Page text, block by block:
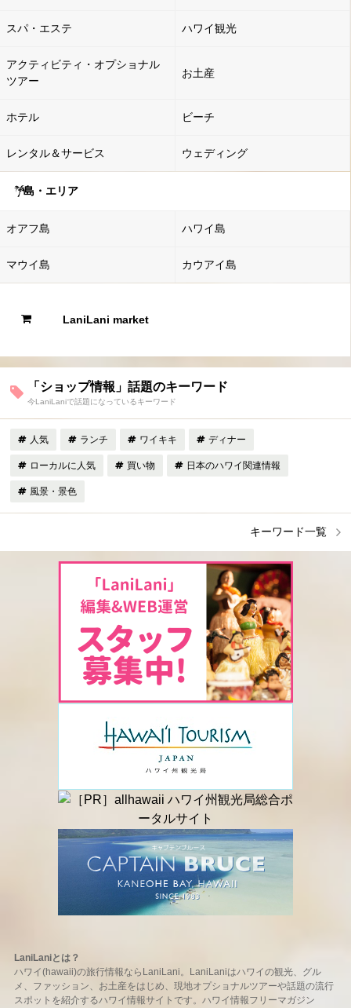
スパ・エステ ハワイ観光
アクティビティ・オプショナル
ツアー
お土産
ホテル ビーチ
レンタル＆サービス ウェディング
島・エリア
オアフ島 ハワイ島
マウイ島 カウアイ島
LaniLani market
「ショップ情報」話題のキーワード
今LaniLaniで話題になっているキーワード
人気 ランチ ワイキキ ディナー
ローカルに人気 買い物 日本のハワイ関連情報
風景・景色
キーワード一覧
LaniLaniとは？
ハワイ(hawaii)の旅行情報ならLaniLani。LaniLaniはハワイの観光、グル
メ、ファッション、お土産をはじめ、現地オプショナルツアーや話題の流行
スポットを紹介するハワイ情報サイトです。ハワイ情報フリーマガジン